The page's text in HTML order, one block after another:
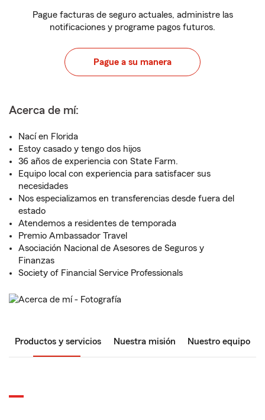
Pague facturas de seguro actuales, administre las
notificaciones y programe pagos futuros.
Pague a su manera
Acerca de mí:
Nací en Florida
Estoy casado y tengo dos hijos
36 años de experiencia con State Farm.
Equipo local con experiencia para satisfacer sus
necesidades
Nos especializamos en transferencias desde fuera del
estado
Atendemos a residentes de temporada
Premio Ambassador Travel
Asociación Nacional de Asesores de Seguros y
Finanzas
Society of Financial Service Professionals
Productos y servicios Nuestra misión Nuestro equipo